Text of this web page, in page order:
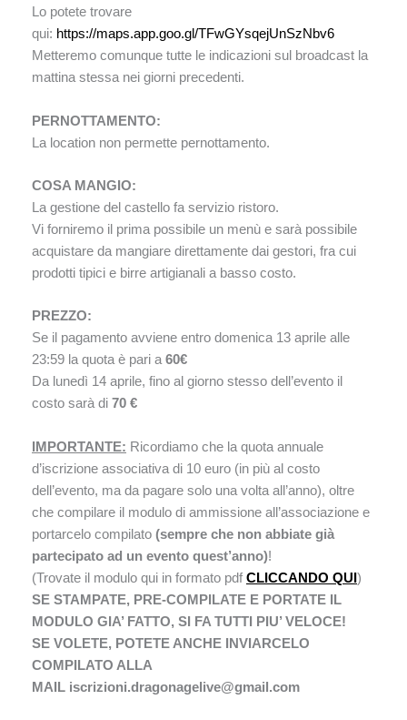
Lo potete trovare
qui: https://maps.app.goo.gl/TFwGYsqejUnSzNbv6
Metteremo comunque tutte le indicazioni sul broadcast la
mattina stessa nei giorni precedenti.
PERNOTTAMENTO:
La location non permette pernottamento.
COSA MANGIO:
La gestione del castello fa servizio ristoro.
Vi forniremo il prima possibile un menù e sarà possibile
acquistare da mangiare direttamente dai gestori, fra cui
prodotti tipici e birre artigianali a basso costo.
PREZZO:
Se il pagamento avviene entro domenica 13 aprile alle
23:59 la quota è pari a60€
Da lunedì 14 aprile, fino al giorno stesso dell’evento il
costo sarà di 70 €
IMPORTANTE: Ricordiamo che la quota annuale
d’iscrizione associativa di 10 euro (in più al costo
dell’evento, ma da pagare solo una volta all’anno), oltre
che compilare il modulo di ammissione all’associazione e
portarcelo compilato (sempre che non abbiate già
partecipato ad un evento quest’anno)!
(Trovate il modulo qui in formato pdf CLICCANDO QUI )
SE STAMPATE, PRE-COMPILATE E PORTATE IL
MODULO GIA’ FATTO, SI FA TUTTI PIU’ VELOCE!
SE VOLETE, POTETE ANCHE INVIARCELO
COMPILATO ALLA
MAIL iscrizioni.dragonagelive@gmail.com